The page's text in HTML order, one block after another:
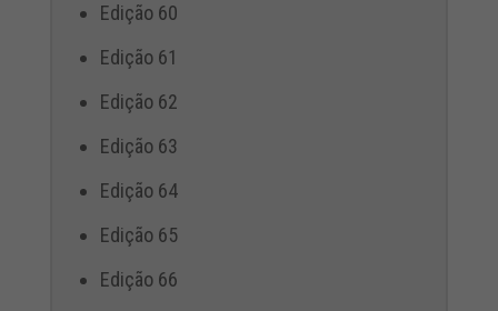
Edição 60
Edição 61
Edição 62
Edição 63
Edição 64
Edição 65
Edição 66